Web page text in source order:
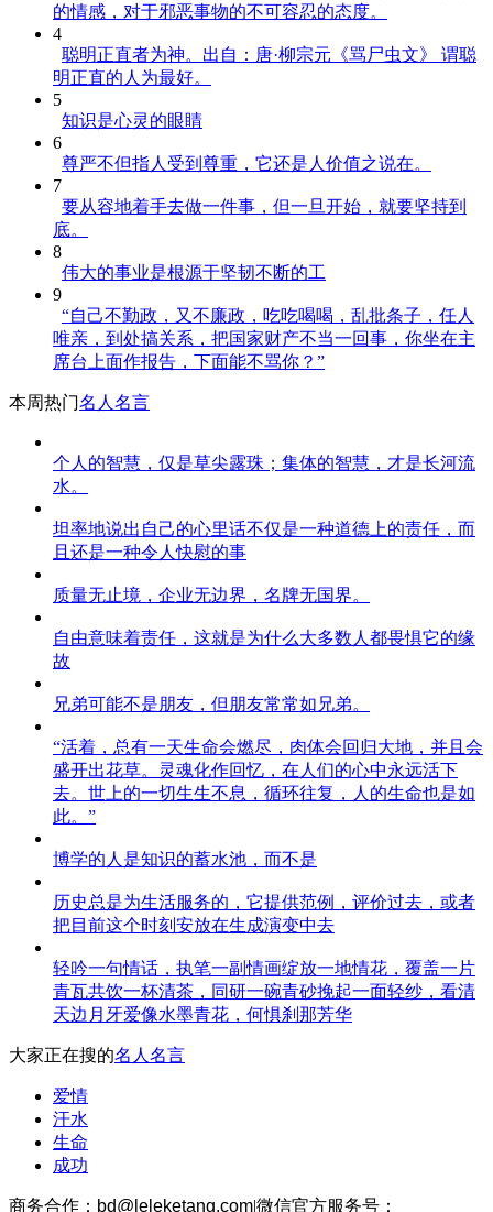
的情感，对于邪恶事物的不可容忍的态度。
4
聪明正直者为神。出自：唐·柳宗元《骂尸虫文》 谓聪
明正直的人为最好。
5
知识是心灵的眼睛
6
尊严不但指人受到尊重，它还是人价值之说在。
7
要从容地着手去做一件事，但一旦开始，就要坚持到
底。
8
伟大的事业是根源于坚韧不断的工
9
“自己不勤政，又不廉政，吃吃喝喝，乱批条子，任人
唯亲，到处搞关系，把国家财产不当一回事，你坐在主
席台上面作报告，下面能不骂你？”
本周热门名人名言
个人的智慧，仅是草尖露珠；集体的智慧，才是长河流
水。
坦率地说出自己的心里话不仅是一种道德上的责任，而
且还是一种令人快慰的事
质量无止境，企业无边界，名牌无国界。
自由意味着责任，这就是为什么大多数人都畏惧它的缘
故
兄弟可能不是朋友，但朋友常常如兄弟。
“活着，总有一天生命会燃尽，肉体会回归大地，并且会
盛开出花草。灵魂化作回忆，在人们的心中永远活下
去。世上的一切生生不息，循环往复，人的生命也是如
此。”
博学的人是知识的蓄水池，而不是
历史总是为生活服务的，它提供范例，评价过去，或者
把目前这个时刻安放在生成演变中去
轻吟一句情话，执笔一副情画绽放一地情花，覆盖一片
青瓦共饮一杯清茶，同研一碗青砂挽起一面轻纱，看清
天边月牙爱像水墨青花，何惧刹那芳华
大家正在搜的名人名言
爱情
汗水
生命
成功
商务合作： bd@leleketang.com|微信官方服务号：